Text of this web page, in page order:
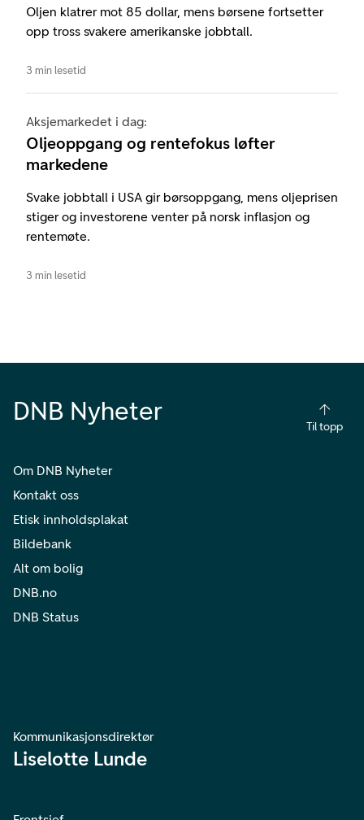
Oljen klatrer mot 85 dollar, mens børsene fortsetter
opp tross svakere amerikanske jobbtall.
3 min lesetid
Aksjemarkedet i dag:
Oljeoppgang og rentefokus løfter
markedene
Svake jobbtall i USA gir børsoppgang, mens oljeprisen
stiger og investorene venter på norsk inflasjon og
rentemøte.
3 min lesetid
DNB Nyheter
Til topp
Om DNB Nyheter
Kontakt oss
Etisk innholdsplakat
Bildebank
Alt om bolig
DNB.no
DNB Status
Kommunikasjonsdirektør
Liselotte Lunde